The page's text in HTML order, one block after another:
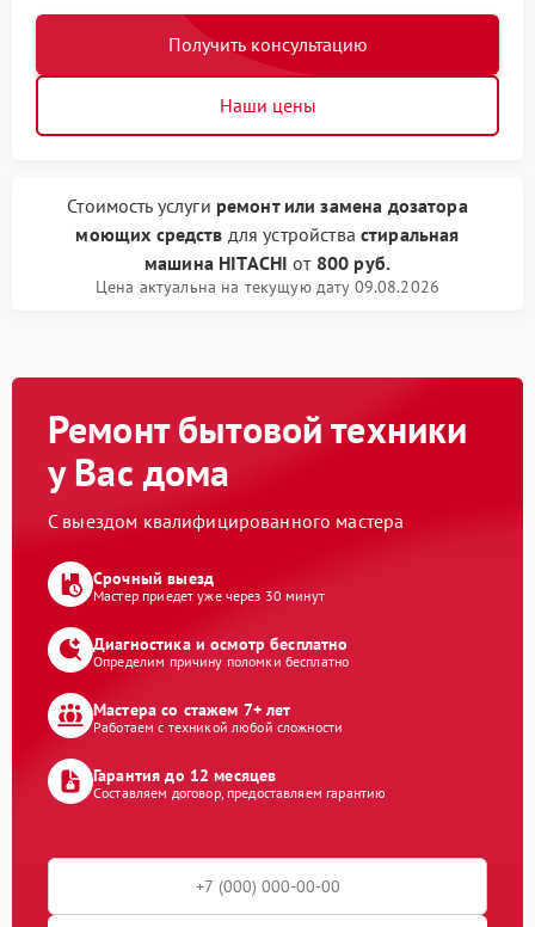
Получить консультацию
Наши цены
Стоимость услуги ремонт или замена дозатора
моющих средств для устройства стиральная
машина HITACHI от 800 руб.
Цена актуальна на текущую дату 09.08.2026
Ремонт бытовой техники
у Вас дома
С выездом квалифицированного мастера
Срочный выезд
Мастер приедет уже через 30 минут
Диагностика и осмотр бесплатно
Определим причину поломки бесплатно
Мастера со стажем 7+ лет
Работаем с техникой любой сложности
Гарантия до 12 месяцев
Составляем договор, предоставляем гарантию